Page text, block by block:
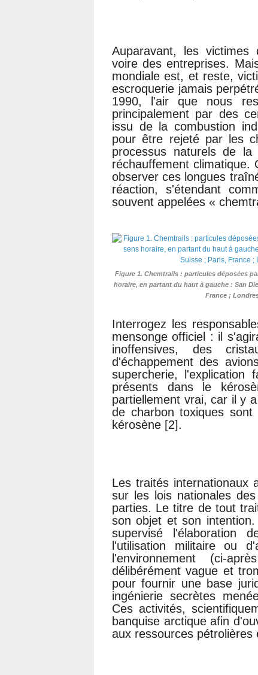
Auparavant, les victimes
voire des entreprises.
mondiale est, et reste,
escroquerie jamais
1990, l'air que nous
principalement par des
issu de la combustion
pour être rejeté par les
processus naturels de
réchauffement climatique.
observer ces longues
réaction, s'étendant
souvent appelées «
Figure 1. Chemtrails : particules déposées
horaire, en partant du haut à gauche : San
France ;
Interrogez les
mensonge officiel : il
inoffensives, des
d'échappement des
supercherie, l'explication
présents dans le
partiellement vrai, car il y
de charbon toxiques sont
kérosène [2].
Les traités internationaux
sur les lois nationales
parties. Le titre de tout
son objet et son
supervisé l'élaboration
l'utilisation militaire ou
l'environnement (ci-
délibérément vague et
pour fournir une base
ingénierie secrètes
Ces activités,
banquise arctique afin
aux ressources